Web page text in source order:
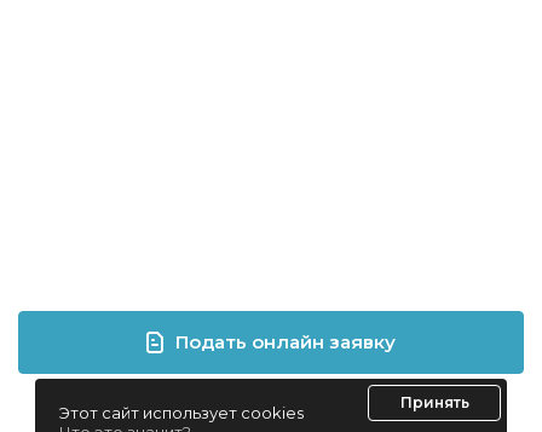
Этот сайт использует cookies
Принять
Подать онлайн заявку